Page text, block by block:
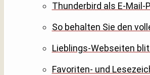
Thunderbird als E-
So behalten Sie den
Lieblings-Webseiten
Favoriten- und